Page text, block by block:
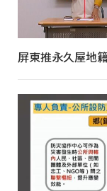
屏東推永久屋地